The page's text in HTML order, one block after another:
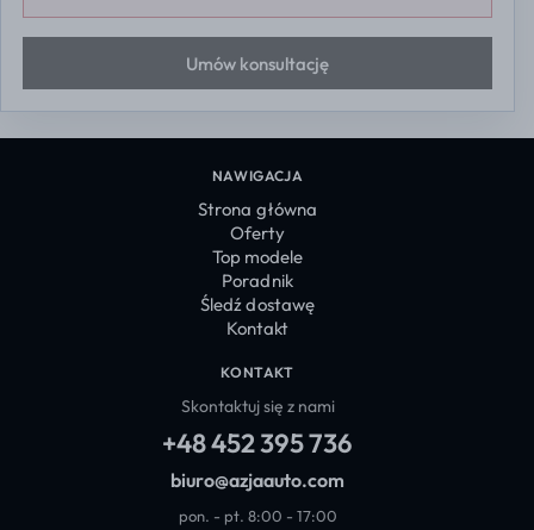
Umów konsultację
NAWIGACJA
Strona główna
Oferty
Top modele
Poradnik
Śledź dostawę
Kontakt
KONTAKT
Skontaktuj się z nami
+48 452 395 736
biuro@azjaauto.com
pon. - pt. 8:00 - 17:00